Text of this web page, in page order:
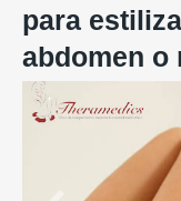
para
abdomen o